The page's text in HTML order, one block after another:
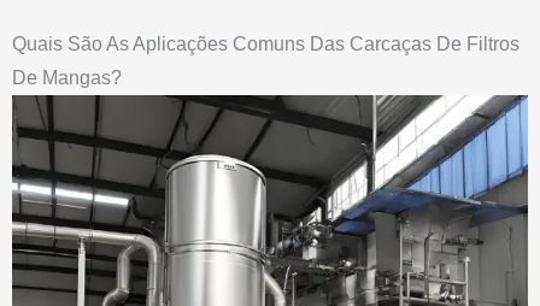
Quais São As Aplicações Comuns Das Carcaças De Filtros
De Mangas?